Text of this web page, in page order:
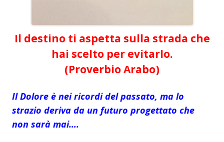
Il destino ti aspetta sulla strada che
hai scelto per evitarlo.
(Proverbio Arabo)
Il Dolore è nei ricordi del passato, ma lo
strazio deriva da un futuro progettato che
non sarà mai….